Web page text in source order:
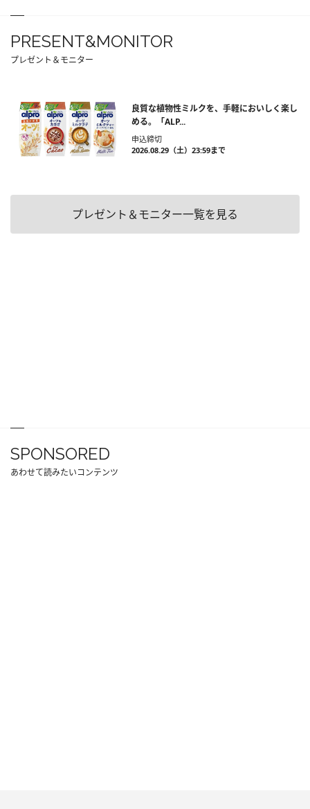
PRESENT&MONITOR
プレゼント＆モニター
良質な植物性ミルクを、手軽においしく楽し
める。「ALP...
申込締切
2026.08.29（土）23:59まで
プレゼント＆モニター一覧を見る
SPONSORED
あわせて読みたいコンテンツ